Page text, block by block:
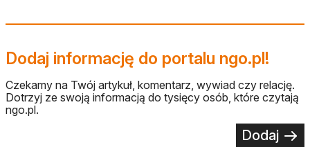
Dodaj informację do portalu ngo.pl!
Czekamy na Twój artykuł, komentarz, wywiad czy relację.
Dotrzyj ze swoją informacją do tysięcy osób, które czytają
ngo.pl.
Dodaj